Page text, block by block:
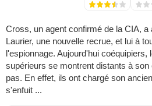
Cross, un agent confirmé de la CIA,
Laurier, une nouvelle recrue, et lui à
l'espionnage. Aujourd'hui
supérieurs se montrent distants à
pas. En effet, ils ont chargé son
s'enfuit ...